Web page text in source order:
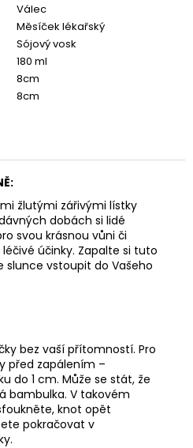
Válec
Měsíček lékařský
Sójový vosk
180 ml
8cm
8cm
žlutými zářivými lístky
dobách si lidé
svou krásnou vůni či
účinky. Zapalte si tuto
slunce vstoupit do Vašeho
bez vaší přítomností. Pro
před zapálením –
do 1 cm. Může se stát, že
bambulka. V takovém
knot opět
pokračovat v